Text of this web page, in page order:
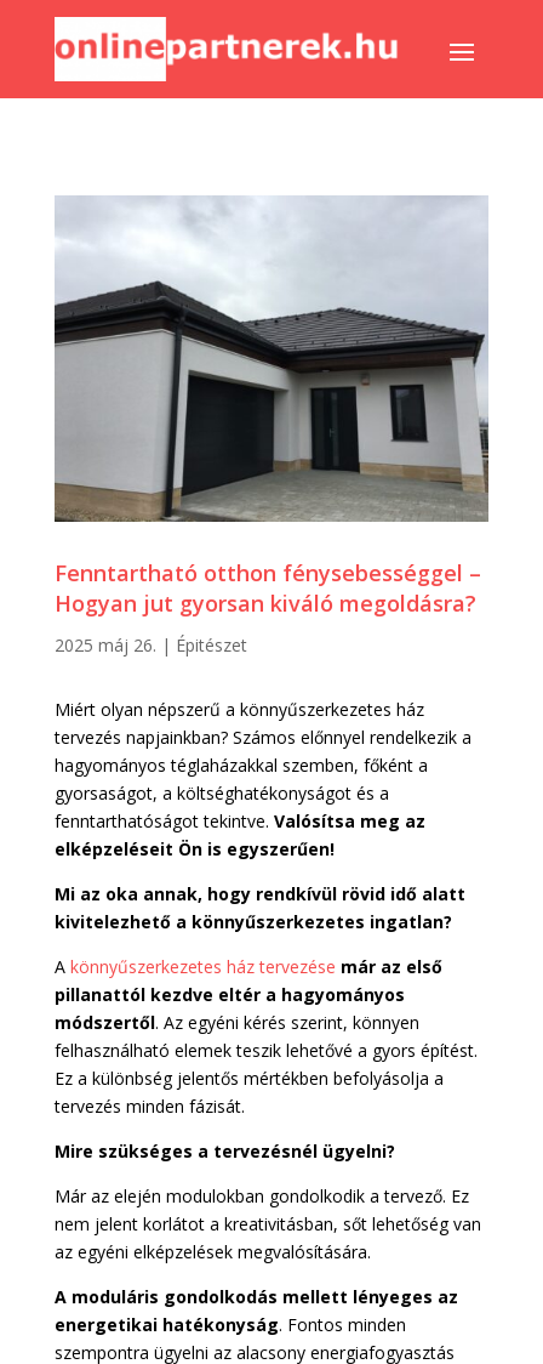
Fenntartható otthon fénysebességgel –
Hogyan jut gyorsan kiváló megoldásra?
2025 máj 26. | Épitészet
Miért olyan népszerű a könnyűszerkezetes ház
tervezés napjainkban? Számos előnnyel rendelkezik a
hagyományos téglaházakkal szemben, főként a
gyorsaságot, a költséghatékonyságot és a
fenntarthatóságot tekintve. Valósítsa meg az
elképzeléseit Ön is egyszerűen!
Mi az oka annak, hogy rendkívül rövid idő alatt
kivitelezhető a könnyűszerkezetes ingatlan?
A könnyűszerkezetes ház tervezése már az első
pillanattól kezdve eltér a hagyományos
módszertől. Az egyéni kérés szerint, könnyen
felhasználható elemek teszik lehetővé a gyors építést.
Ez a különbség jelentős mértékben befolyásolja a
tervezés minden fázisát.
Mire szükséges a tervezésnél ügyelni?
Már az elején modulokban gondolkodik a tervező. Ez
nem jelent korlátot a kreativitásban, sőt lehetőség van
az egyéni elképzelések megvalósítására.
A moduláris gondolkodás mellett lényeges az
energetikai hatékonyság. Fontos minden
szempontra ügyelni az alacsony energiafogyasztás